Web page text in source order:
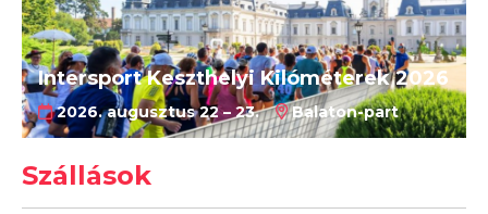
Intersport Keszthelyi Kilóméterek 2026
2026. augusztus 22 – 23. Balaton-part
Szállások